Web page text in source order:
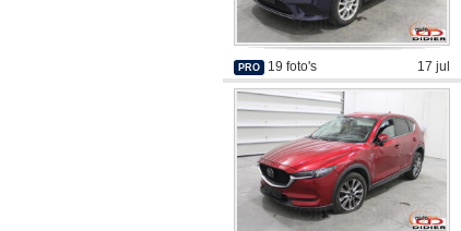
PRO 19 foto's 17 jul